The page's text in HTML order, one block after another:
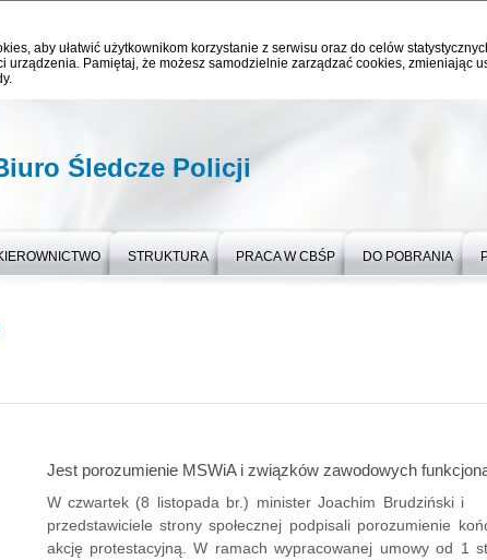
aby ułatwić użytkownikom korzystanie z serwisu oraz do celów
urządzenia. Pamiętaj, że możesz samodzielnie zarządzać cookies, zmieniając
Śledcze Policji
STRUKTURA PRACA W CBŚP DO POBRANIA
Jest porozumienie MSWiA i związków zawodowych
W czwartek (8 listopada br.) minister Joachim Brudziński i
przedstawiciele strony społecznej podpisali porozumienie
akcję protestacyjną. W ramach wypracowanej umowy od 1